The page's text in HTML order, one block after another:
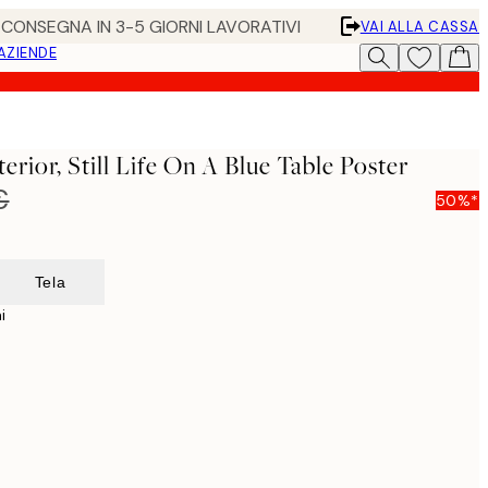
IN 3-5 GIORNI LAVORATIVI
VAI ALLA CASSA
Still Life On A Blue Table Poster
50%*
Tela